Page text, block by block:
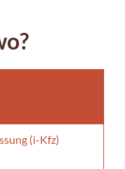
(i-Kfz)